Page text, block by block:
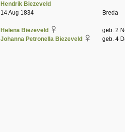
Hendrik Biezeveld
14 Aug 1834
Breda
Helena Biezeveld
geb. 2
Johanna Petronella Biezeveld
geb. 4